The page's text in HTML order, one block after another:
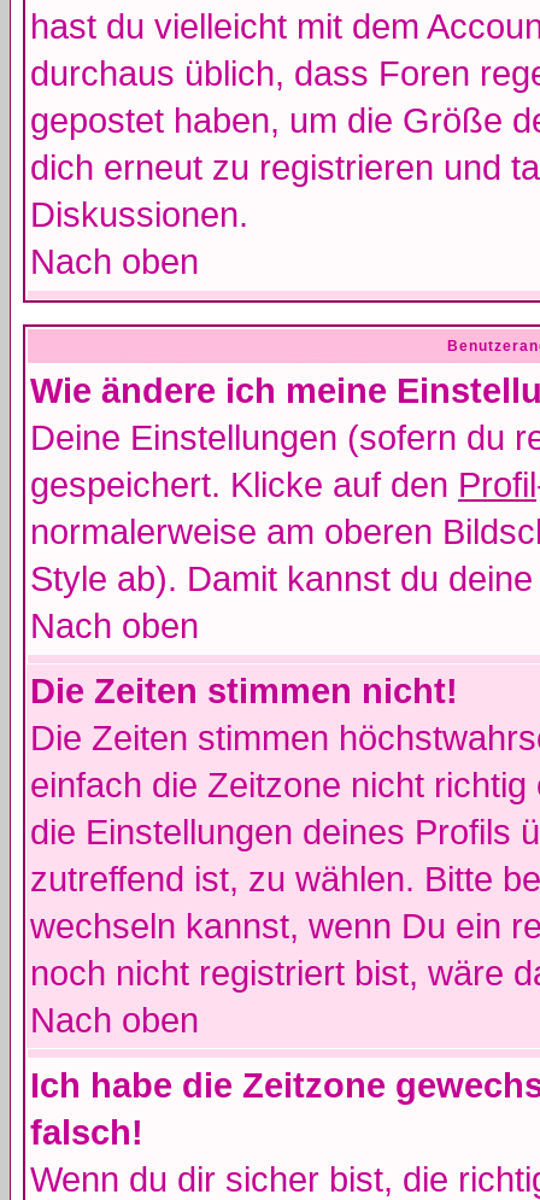
hast du vielleicht mit dem
durchaus üblich, dass Foren
gepostet haben, um die Größe
dich erneut zu registrieren und
Diskussionen.
Nach oben
Wie ändere ich meine
Deine Einstellungen (sofern du
gespeichert. Klicke auf den Profil
normalerweise am oberen
Style ab). Damit kannst du
Nach oben
Die Zeiten stimmen nicht!
Die Zeiten stimmen
einfach die Zeitzone nicht
die Einstellungen deines Profils
zutreffend ist, zu wählen. Bitte
wechseln kannst, wenn Du ein
noch nicht registriert bist, wäre
Nach oben
Ich habe die Zeitzone
falsch!
Wenn du dir sicher bist, die